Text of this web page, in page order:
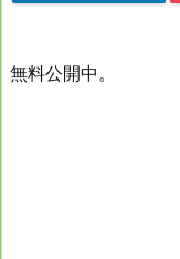
無料公開中。